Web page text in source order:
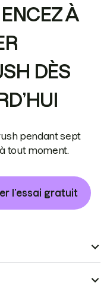
À
DÈS
pendant sept
tout moment.
l’essai gratuit